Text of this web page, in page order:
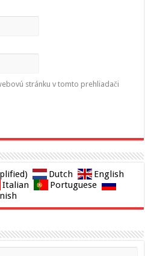
stránku v tomto prehliadači
Dutch
English
Italian
Portuguese